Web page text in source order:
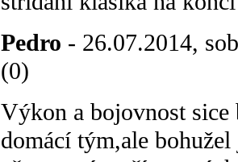
Pedro - 26.07.2014,
(0)
Výkon a bojovnost sice
domácí tým,ale